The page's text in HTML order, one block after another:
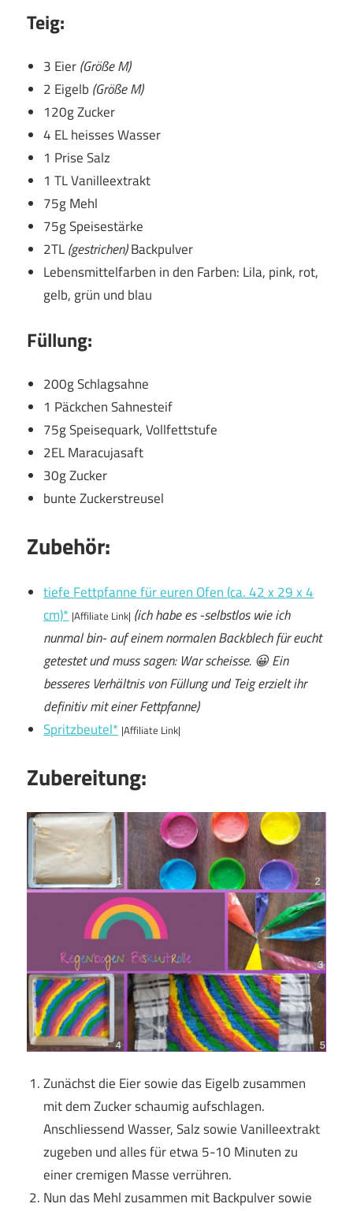
Teig:
3 Eier(Größe M)
2 Eigelb (Größe M)
120g Zucker
4 EL heisses Wasser
1 Prise Salz
1 TL Vanilleextrakt
75g Mehl
75g Speisestärke
2TL(gestrichen)Backpulver
Lebensmittelfarben in den Farben: Lila, pink, rot,
gelb, grün und blau
Füllung:
200g Schlagsahne
1 Päckchen Sahnesteif
75g Speisequark, Vollfettstufe
2EL Maracujasaft
30g Zucker
bunte Zuckerstreusel
Zubehör:
tiefe Fettpfanne für euren Ofen (ca. 42 x 29 x 4
cm)* |Affiliate Link| (ich habe es -selbstlos wie ich
nunmal bin- auf einem normalen Backblech für eucht
getestet und muss sagen: War scheisse. 😀 Ein
besseres Verhältnis von Füllung und Teig erzielt ihr
definitiv mit einer Fettpfanne)
Spritzbeutel* |Affiliate Link|
Zubereitung:
Zunächst die Eier sowie das Eigelb zusammen
mit dem Zucker schaumig aufschlagen.
Anschliessend Wasser, Salz sowie Vanilleextrakt
zugeben und alles für etwa 5-10 Minuten zu
einer cremigen Masse verrühren.
Nun das Mehl zusammen mit Backpulver sowie